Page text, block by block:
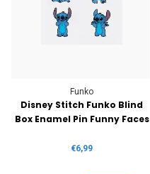
Funko
Disney Stitch Funko Blind
Box Enamel Pin Funny Faces
€6,99